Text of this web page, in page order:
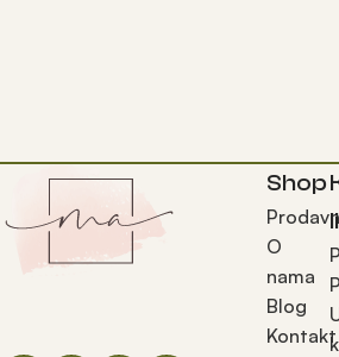
Shop
O
nama
Blog
Kontakt